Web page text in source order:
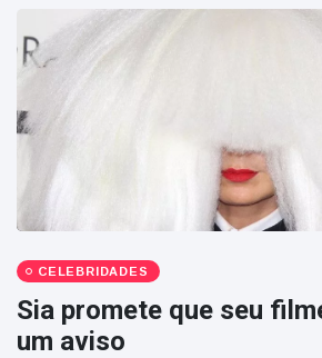
CELEBRIDADES
Sia promete que seu
um aviso